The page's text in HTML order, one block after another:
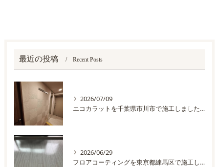
最近の投稿 Recent Posts
2026/07/09
エコカラットを千葉県市川市で施工しました。
2026/06/29
フロアコーティングを東京都練馬区で施工しました